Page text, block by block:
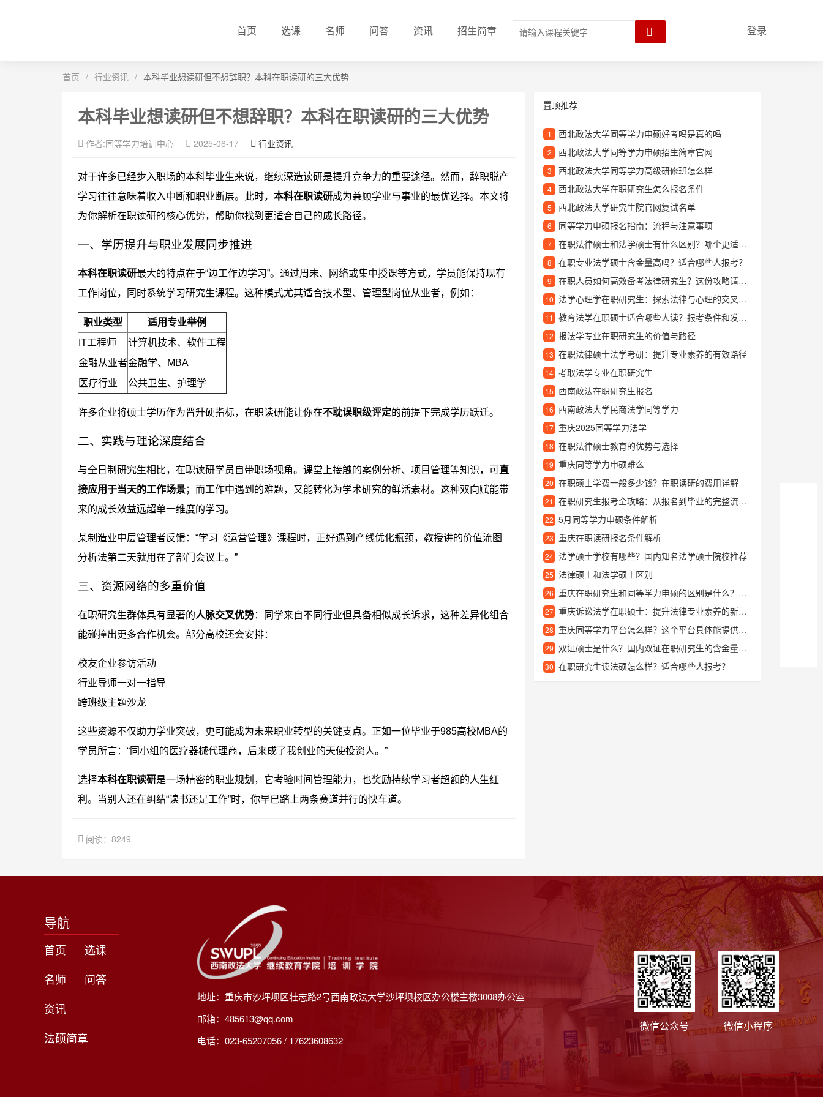
首页 选课 名师 问答 资讯 招生简章 登录
首页 / 行业资讯 / 本科毕业想读研但不想辞职？本科在职读研的三大优势
本科毕业想读研但不想辞职？本科在职读研的三大优势
作者:同等学力培训中心 2025-06-17 行业资讯
对于许多已经步入职场的本科毕业生来说，继续深造读研是提升竞争力的重要途径。然而，辞职脱产
学习往往意味着收入中断和职业断层。此时， 本科在职读研成为兼顾学业与事业的最优选择。本文将
为你解析在职读研的核心优势，帮助你找到更适合自己的成长路径。
一、学历提升与职业发展同步推进
本科在职读研最大的特点在于“边工作边学习”。通过周末、网络或集中授课等方式，学员能保持现有
工作岗位，同时系统学习研究生课程。这种模式尤其适合技术型、管理型岗位从业者，例如：
职业类型
适用专业举例
IT工程师
计算机技术、软件工程
金融从业者金融学、MBA
医疗行业
公共卫生、护理学
许多企业将硕士学历作为晋升硬指标，在职读研能让你在不耽误职级评定的前提下完成学历跃迁。
二、实践与理论深度结合
与全日制研究生相比，在职读研学员自带职场视角。课堂上接触的案例分析、项目管理等知识，可直
接应用于当天的工作场景；而工作中遇到的难题，又能转化为学术研究的鲜活素材。这种双向赋能带
来的成长效益远超单一维度的学习。
某制造业中层管理者反馈：“学习《运营管理》课程时，正好遇到产线优化瓶颈，教授讲的价值流图
分析法第二天就用在了部门会议上。”
三、资源网络的多重价值
在职研究生群体具有显著的人脉交叉优势：同学来自不同行业但具备相似成长诉求，这种差异化组合
能碰撞出更多合作机会。部分高校还会安排：
校友企业参访活动
行业导师一对一指导
跨班级主题沙龙
这些资源不仅助力学业突破，更可能成为未来职业转型的关键支点。正如一位毕业于985高校MBA的
学员所言：“同小组的医疗器械代理商，后来成了我创业的天使投资人。”
选择本科在职读研是一场精密的职业规划，它考验时间管理能力，也奖励持续学习者超额的人生红
利。当别人还在纠结“读书还是工作”时，你早已踏上两条赛道并行的快车道。
阅读：8249
置顶推荐
1 西北政法大学同等学力申硕好考吗是真的吗
2 西北政法大学同等学力申硕招生简章官网
3 西北政法大学同等学力高级研修班怎么样
4 西北政法大学在职研究生怎么报名条件
5 西北政法大学研究生院官网复试名单
6 同等学力申硕报名指南：流程与注意事项
7 在职法律硕士和法学硕士有什么区别？哪个更适合在职人士报考？
8 在职专业法学硕士含金量高吗？适合哪些人报考？
9 在职人员如何高效备考法律研究生？这份攻略请收好
10 法学心理学在职研究生：探索法律与心理的交叉领域
11 教育法学在职硕士适合哪些人读？报考条件和发展前景详解
12 报法学专业在职研究生的价值与路径
13 在职法律硕士法学考研：提升专业素养的有效路径
14 考取法学专业在职研究生
15 西南政法在职研究生报名
16 西南政法大学民商法学同等学力
17 重庆2025同等学力法学
18 在职法律硕士教育的优势与选择
19 重庆同等学力申硕难么
20 在职硕士学费一般多少钱？在职读研的费用详解
21 在职研究生报考全攻略：从报名到毕业的完整流程解析
22 5月同等学力申硕条件解析
23 重庆在职读研报名条件解析
24 法学硕士学校有哪些？国内知名法学硕士院校推荐
25 法律硕士和法学硕士区别
26 重庆在职研究生和同等学力申硕的区别是什么？哪个更适合我？
27 重庆诉讼法学在职硕士：提升法律专业素养的新路径
28 重庆同等学力平台怎么样？这个平台具体能提供哪些学习帮助？
29 双证硕士是什么？国内双证在职研究生的含金量高吗？
30 在职研究生读法硕怎么样？适合哪些人报考？
导航
首页
选课
名师
问答
资讯
法硕简章
地址：重庆市沙坪坝区壮志路2号西南政法大学沙坪坝校区办公楼主楼3008办公室
邮箱：485613@qq.com
电话：023-65207056 / 17623608632
微信公众号 微信小程序